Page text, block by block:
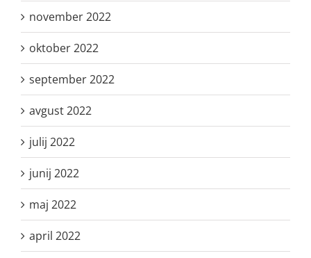
november 2022
oktober 2022
september 2022
avgust 2022
julij 2022
junij 2022
maj 2022
april 2022